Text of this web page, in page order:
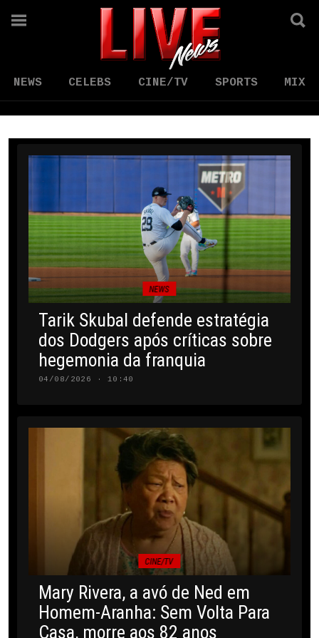
NEWS CELEBS CINE/TV SPORTS MIX
NEWS
Tarik Skubal defende estratégia
dos Dodgers após críticas sobre
hegemonia da franquia
04/08/2026 · 10:40
CINE/TV
Mary Rivera, a avó de Ned em
Homem-Aranha: Sem Volta Para
Casa, morre aos 82 anos